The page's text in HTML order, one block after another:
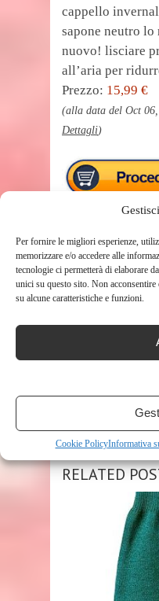
Per fornire le migliori esperienze,
memorizzare e/o accedere alle
tecnologie ci permetterà di elaborare
unici su questo sito. Non
su alcune caratteristiche e funzioni.
Cookie PolicyInformativa
cappello
sapone neutro
nuovo! lisciare
all’aria per
Prezzo: 15,99 €
(alla data del Oct
Dettagli)
TAGS
SHARE THIS
RELATED